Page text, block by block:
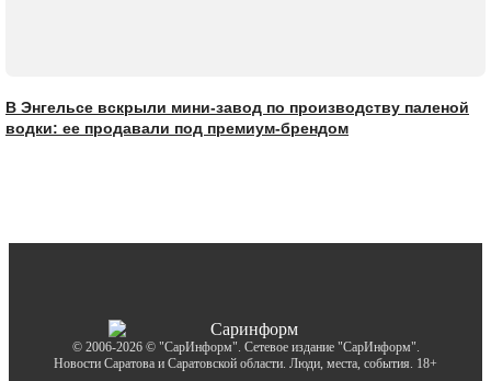
В Энгельсе вскрыли мини-завод по производству паленой
водки: ее продавали под премиум-брендом
© 2006-2026 © "СарИнформ". Сетевое издание "СарИнформ".
Новости Саратова и Саратовской области. Люди, места, события. 18+